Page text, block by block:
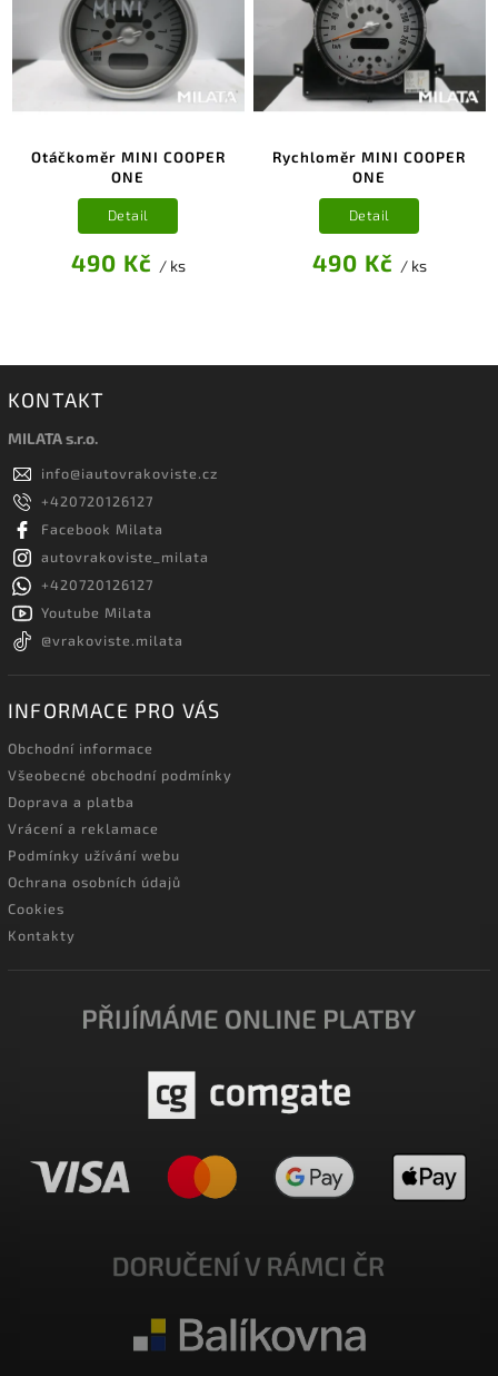
Otáčkoměr MINI COOPER
ONE
490 Kč / ks
Detail
Rychloměr MINI COOPER
ONE
490 Kč / ks
Detail
KONTAKT
MILATA s.r.o.
info@iautovrakoviste.cz
+420720126127
Facebook Milata
autovrakoviste_milata
+420720126127
Youtube Milata
@vrakoviste.milata
INFORMACE PRO VÁS
Obchodní informace
Všeobecné obchodní podmínky
Doprava a platba
Vrácení a reklamace
Podmínky užívání webu
Ochrana osobních údajů
Cookies
Kontakty